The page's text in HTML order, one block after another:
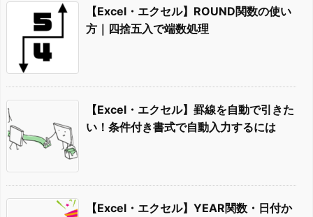
【Excel・エクセル】ROUND関数の使い
方｜四捨五入で端数処理
【Excel・エクセル】罫線を自動で引きた
い！条件付き書式で自動入力するには
【Excel・エクセル】YEAR関数・日付か